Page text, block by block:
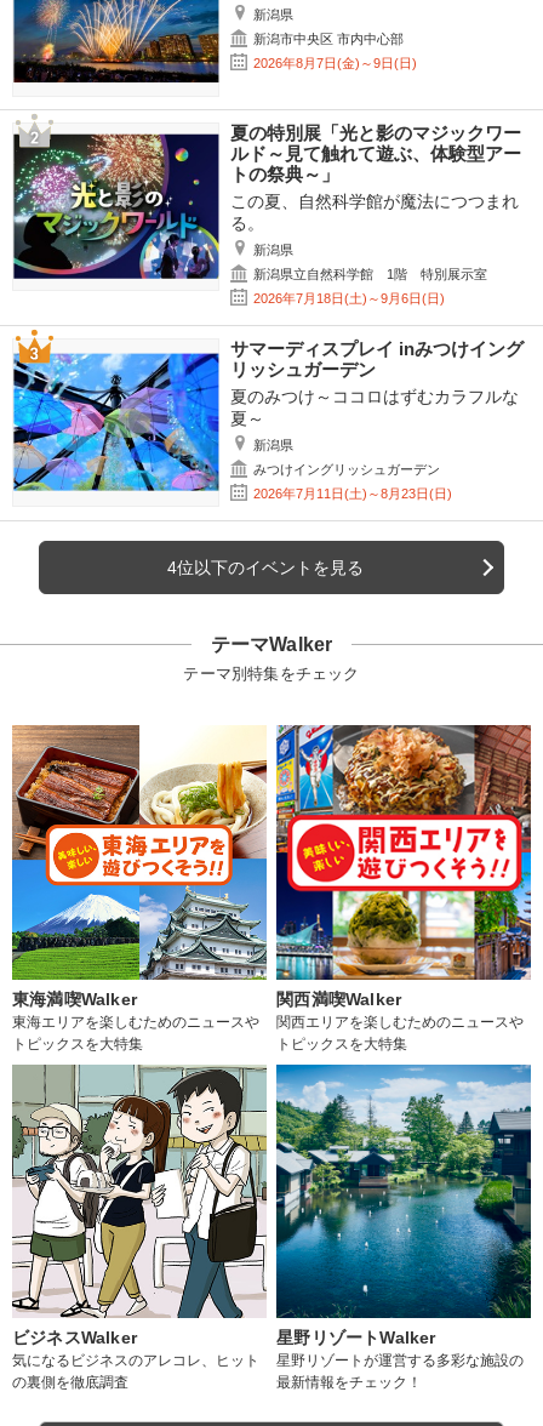
新潟県
新潟市中央区 市内中心部
2026年8月7日(金)～9日(日)
夏の特別展「光と影のマジックワー
ルド～見て触れて遊ぶ、体験型アー
トの祭典～」
この夏、自然科学館が魔法につつまれ
る。
新潟県
新潟県立自然科学館 1階 特別展示室
2026年7月18日(土)～9月6日(日)
サマーディスプレイ inみつけイング
リッシュガーデン
夏のみつけ～ココロはずむカラフルな
夏～
新潟県
みつけイングリッシュガーデン
2026年7月11日(土)～8月23日(日)
4位以下のイベントを見る
テーマWalker
テーマ別特集をチェック
東海満喫Walker
東海エリアを楽しむためのニュースや
トピックスを大特集
関西満喫Walker
関西エリアを楽しむためのニュースや
トピックスを大特集
ビジネスWalker
気になるビジネスのアレコレ、ヒット
の裏側を徹底調査
星野リゾートWalker
星野リゾートが運営する多彩な施設の
最新情報をチェック！